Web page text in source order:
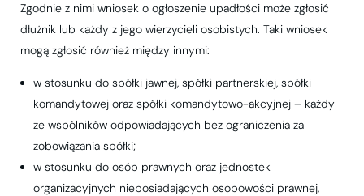
Zgodnie z nimi wniosek o ogłoszenie upadłości może zgłosić
dłużnik lub każdy z jego wierzycieli osobistych. Taki wniosek
mogą zgłosić również między innymi:
w stosunku do spółki jawnej, spółki partnerskiej, spółki
komandytowej oraz spółki komandytowo-akcyjnej – każdy
ze wspólników odpowiadających bez ograniczenia za
zobowiązania spółki;
w stosunku do osób prawnych oraz jednostek
organizacyjnych nieposiadających osobowości prawnej,